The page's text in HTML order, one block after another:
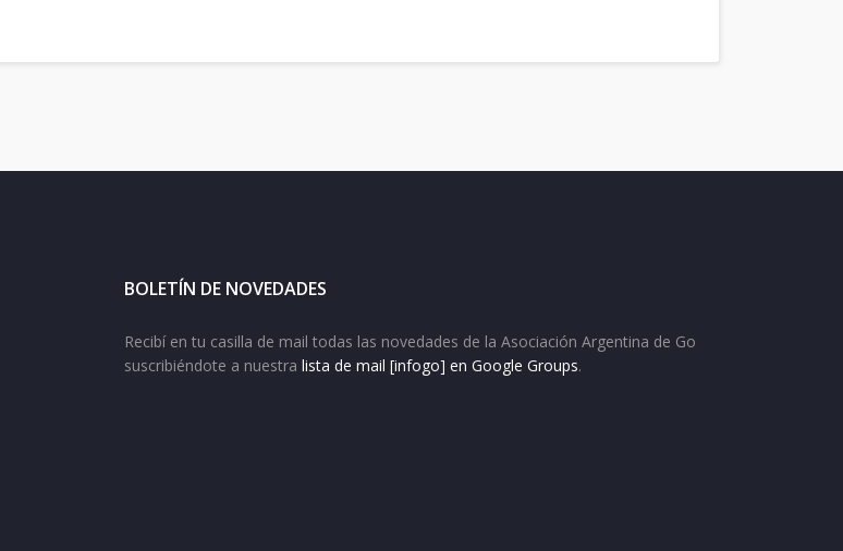
BOLETÍN DE NOVEDADES
Recibí en tu casilla de mail todas las novedades de la Asociación Argentina de Go
suscribiéndote a nuestra lista de mail [infogo] en Google Groups.